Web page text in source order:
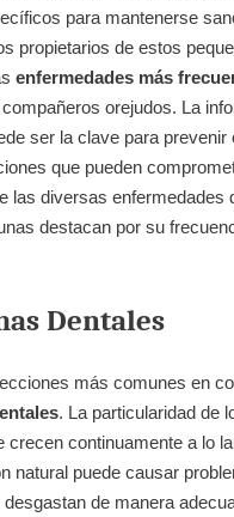
para mantenerse
propietarios de estos
enfermedades más
orejudos. La
ser la clave para prevenir
que pueden
las diversas enfermedades
destacan por su
Dentales
más comunes en
. La particularidad de
crecen continuamente a lo
natural puede causar
de manera